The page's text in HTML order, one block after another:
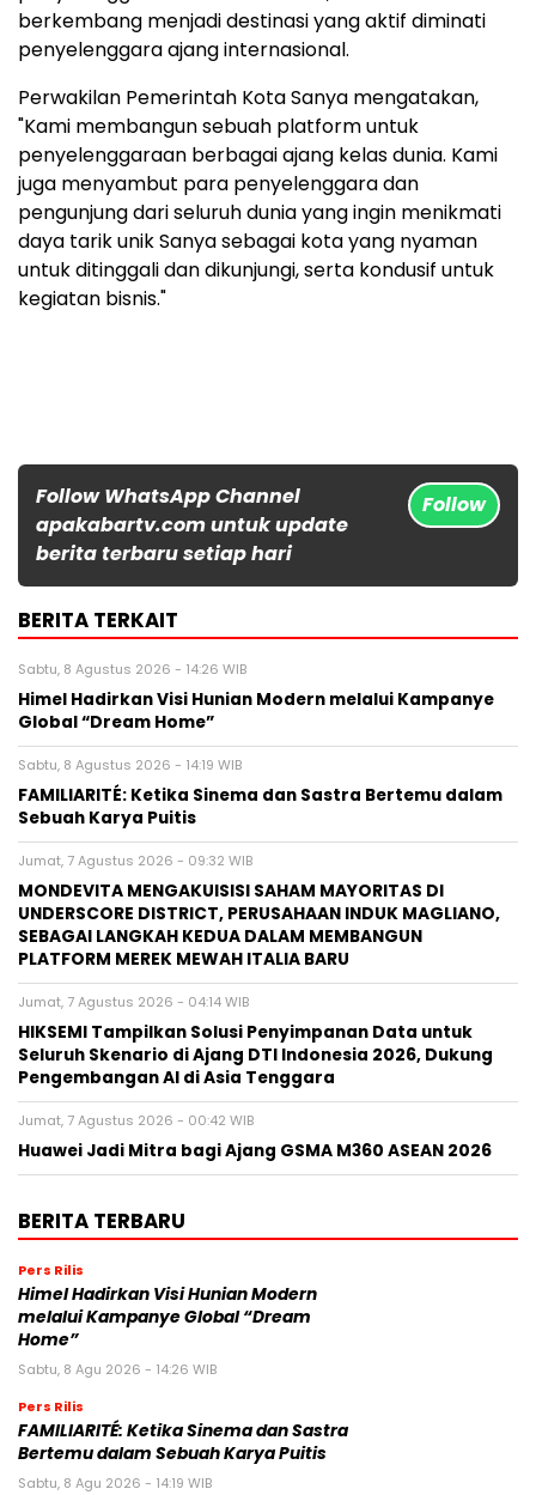
berkembang menjadi destinasi yang aktif diminati
penyelenggara ajang internasional.
Perwakilan Pemerintah Kota Sanya mengatakan,
"Kami membangun sebuah platform untuk
penyelenggaraan berbagai ajang kelas dunia. Kami
juga menyambut para penyelenggara dan
pengunjung dari seluruh dunia yang ingin menikmati
daya tarik unik Sanya sebagai kota yang nyaman
untuk ditinggali dan dikunjungi, serta kondusif untuk
kegiatan bisnis."
Follow WhatsApp Channel
apakabartv.com untuk update
berita terbaru setiap hari
Follow
BERITA TERKAIT
Sabtu, 8 Agustus 2026 - 14:26 WIB
Himel Hadirkan Visi Hunian Modern melalui Kampanye
Global “Dream Home”
Sabtu, 8 Agustus 2026 - 14:19 WIB
FAMILIARITÉ: Ketika Sinema dan Sastra Bertemu dalam
Sebuah Karya Puitis
Jumat, 7 Agustus 2026 - 09:32 WIB
MONDEVITA MENGAKUISISI SAHAM MAYORITAS DI
UNDERSCORE DISTRICT, PERUSAHAAN INDUK MAGLIANO,
SEBAGAI LANGKAH KEDUA DALAM MEMBANGUN
PLATFORM MEREK MEWAH ITALIA BARU
Jumat, 7 Agustus 2026 - 04:14 WIB
HIKSEMI Tampilkan Solusi Penyimpanan Data untuk
Seluruh Skenario di Ajang DTI Indonesia 2026, Dukung
Pengembangan AI di Asia Tenggara
Jumat, 7 Agustus 2026 - 00:42 WIB
Huawei Jadi Mitra bagi Ajang GSMA M360 ASEAN 2026
BERITA TERBARU
Pers Rilis
Himel Hadirkan Visi Hunian Modern
melalui Kampanye Global “Dream
Home”
Sabtu, 8 Agu 2026 - 14:26 WIB
Pers Rilis
FAMILIARITÉ: Ketika Sinema dan Sastra
Bertemu dalam Sebuah Karya Puitis
Sabtu, 8 Agu 2026 - 14:19 WIB